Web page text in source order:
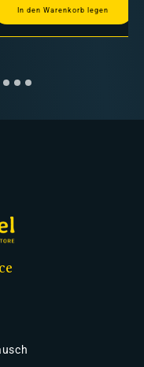
In den Warenkorb legen